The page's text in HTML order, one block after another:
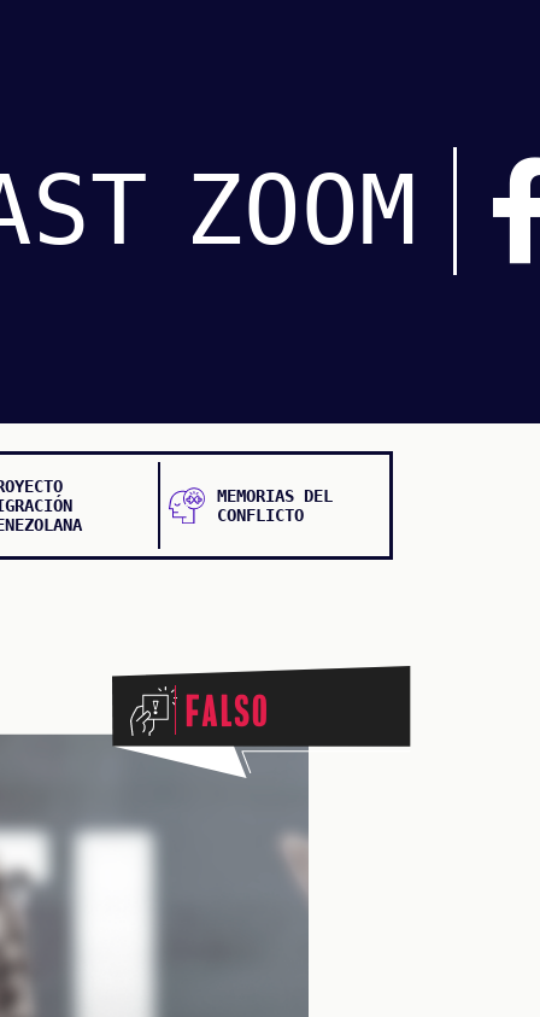
ZOOM
MEMORIAS DEL
CONFLICTO
Falso